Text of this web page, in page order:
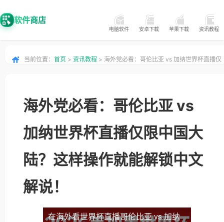
软件商店
电脑软件 安卓下载 苹果下载 资讯教程
当前位置： 首页 > 资讯教程 > 海外党必看：哥伦比亚 vs 加纳世界杯直播仅
海外党必看：哥伦比亚 vs
加纳世界杯直播仅限中国大
陆？这样操作就能解锁中文
解说！
在海外看世界杯直播哥伦比亚 vs 加纳